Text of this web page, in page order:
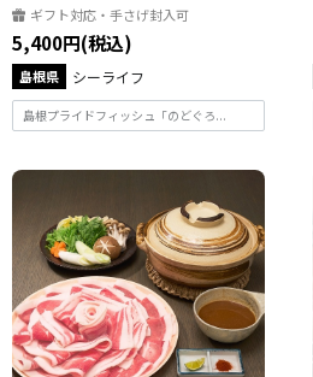
ギフト対応・手さげ封入可
5,400円(税込)
島根県 シーライフ
島根プライドフィッシュ「のどぐろ...